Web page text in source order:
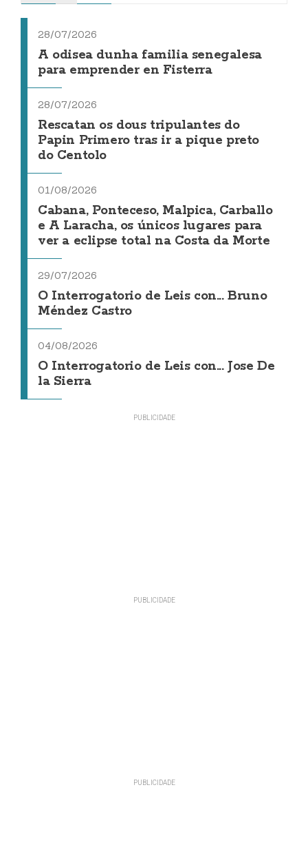
28/07/2026
A odisea dunha familia senegalesa
para emprender en Fisterra
28/07/2026
Rescatan os dous tripulantes do
Papin Primero tras ir a pique preto
do Centolo
01/08/2026
Cabana, Ponteceso, Malpica, Carballo
e A Laracha, os únicos lugares para
ver a eclipse total na Costa da Morte
29/07/2026
O Interrogatorio de Leis con... Bruno
Méndez Castro
04/08/2026
O Interrogatorio de Leis con... Jose De
la Sierra